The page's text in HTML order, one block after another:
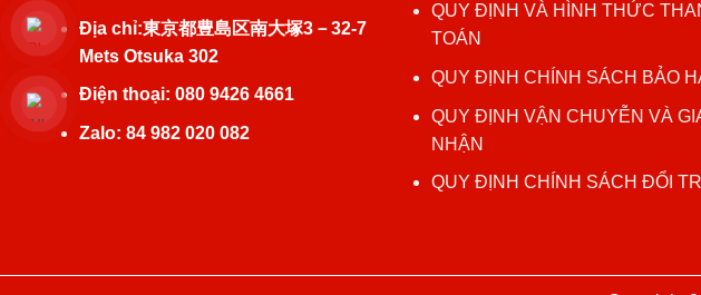
Địa chỉ:東京都豊島区南大塚3－32‐7
Mets Otsuka 302
Điện thoại: 080 9426 4661
Zalo: 84 982 020 082
QUY ĐỊNH VÀ HÌNH THỨC
TOÁN
QUY ĐỊNH CHÍNH SÁCH BẢO
QUY ĐỊNH VẬN CHUYỄN VÀ
NHẬN
QUY ĐỊNH CHÍNH SÁCH ĐỔI